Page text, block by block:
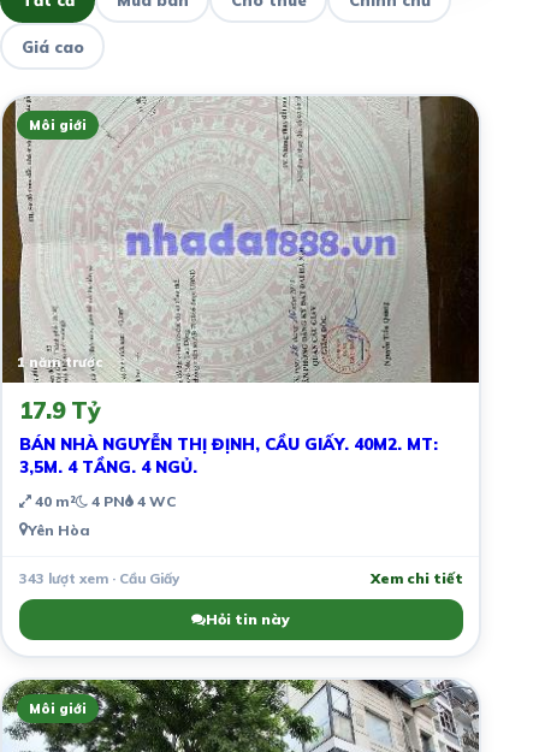
Giá cao
Môi giới
1 năm trước
17.9 Tỷ
BÁN NHÀ NGUYỄN THỊ ĐỊNH, CẦU GIẤY. 40M2. MT:
3,5M. 4 TẦNG. 4 NGỦ.
40 m² 4 PN 4 WC
Yên Hòa
343 lượt xem · Cầu Giấy Xem chi tiết
Hỏi tin này
Môi giới